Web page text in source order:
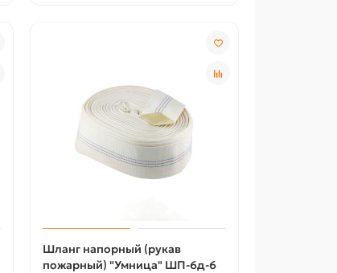
Шланг напорный (рукав
пожарный) "Умница" ШП-6д-6